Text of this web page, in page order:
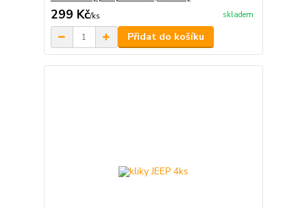
299 Kč/ks skladem
Přidat do košíku